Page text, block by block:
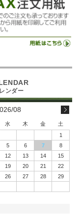
08
水 木 金
土
1
5 6 7
8
12 13 14
15
19 20 21
22
26 27 28
29